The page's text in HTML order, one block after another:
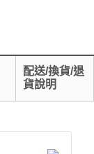
配送/換貨/退
貨說明